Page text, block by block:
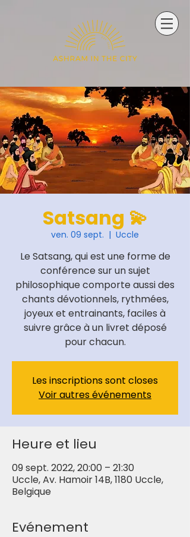
Satsang 💫
ven. 09 sept.
  |
Uccle
Le Satsang, qui est une forme de
conférence sur un sujet
philosophique comporte aussi des
chants dévotionnels, rythmées,
joyeux et entrainants, faciles à
suivre grâce à un livret déposé
pour chacun.
Les inscriptions sont closes
Voir autres événements
Heure et lieu
09 sept. 2022, 20:00 – 21:30
Uccle, Av. Hamoir 14B, 1180 Uccle,
Belgique
Evénement